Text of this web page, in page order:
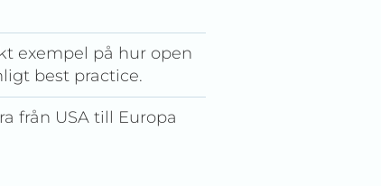
exempel på hur open
best practice.
från USA till Europa